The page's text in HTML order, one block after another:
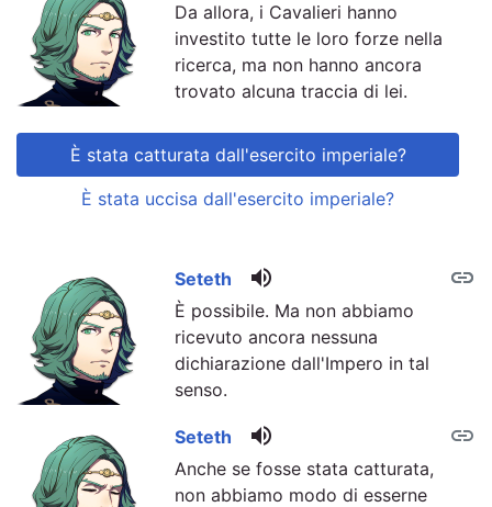
Da allora, i Cavalieri hanno
investito tutte le loro forze nella
ricerca, ma non hanno ancora
trovato alcuna traccia di lei.
È stata catturata dall'esercito imperiale?
È stata uccisa dall'esercito imperiale?
link
link
Seteth volume_up
È possibile. Ma non abbiamo
ricevuto ancora nessuna
dichiarazione dall'Impero in tal
senso.
link
Seteth volume_up
Anche se fosse stata catturata,
non abbiamo modo di esserne